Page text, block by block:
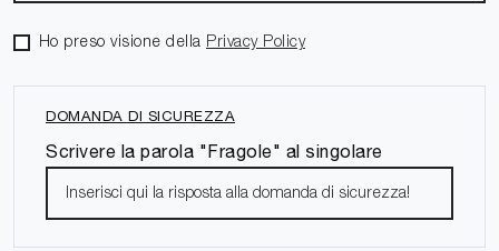
Ho preso visione della Privacy Policy
DOMANDA DI SICUREZZA
Scrivere la parola "Fragole" al singolare